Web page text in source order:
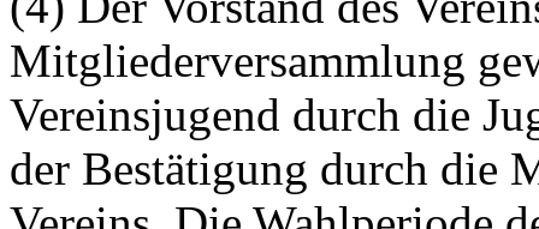
Mitgliederversammlung
Vereinsjugend durch die
der Bestätigung durch die